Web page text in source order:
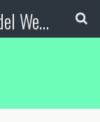
Booking Blog™ - Il blog del Web Marketing Turistico